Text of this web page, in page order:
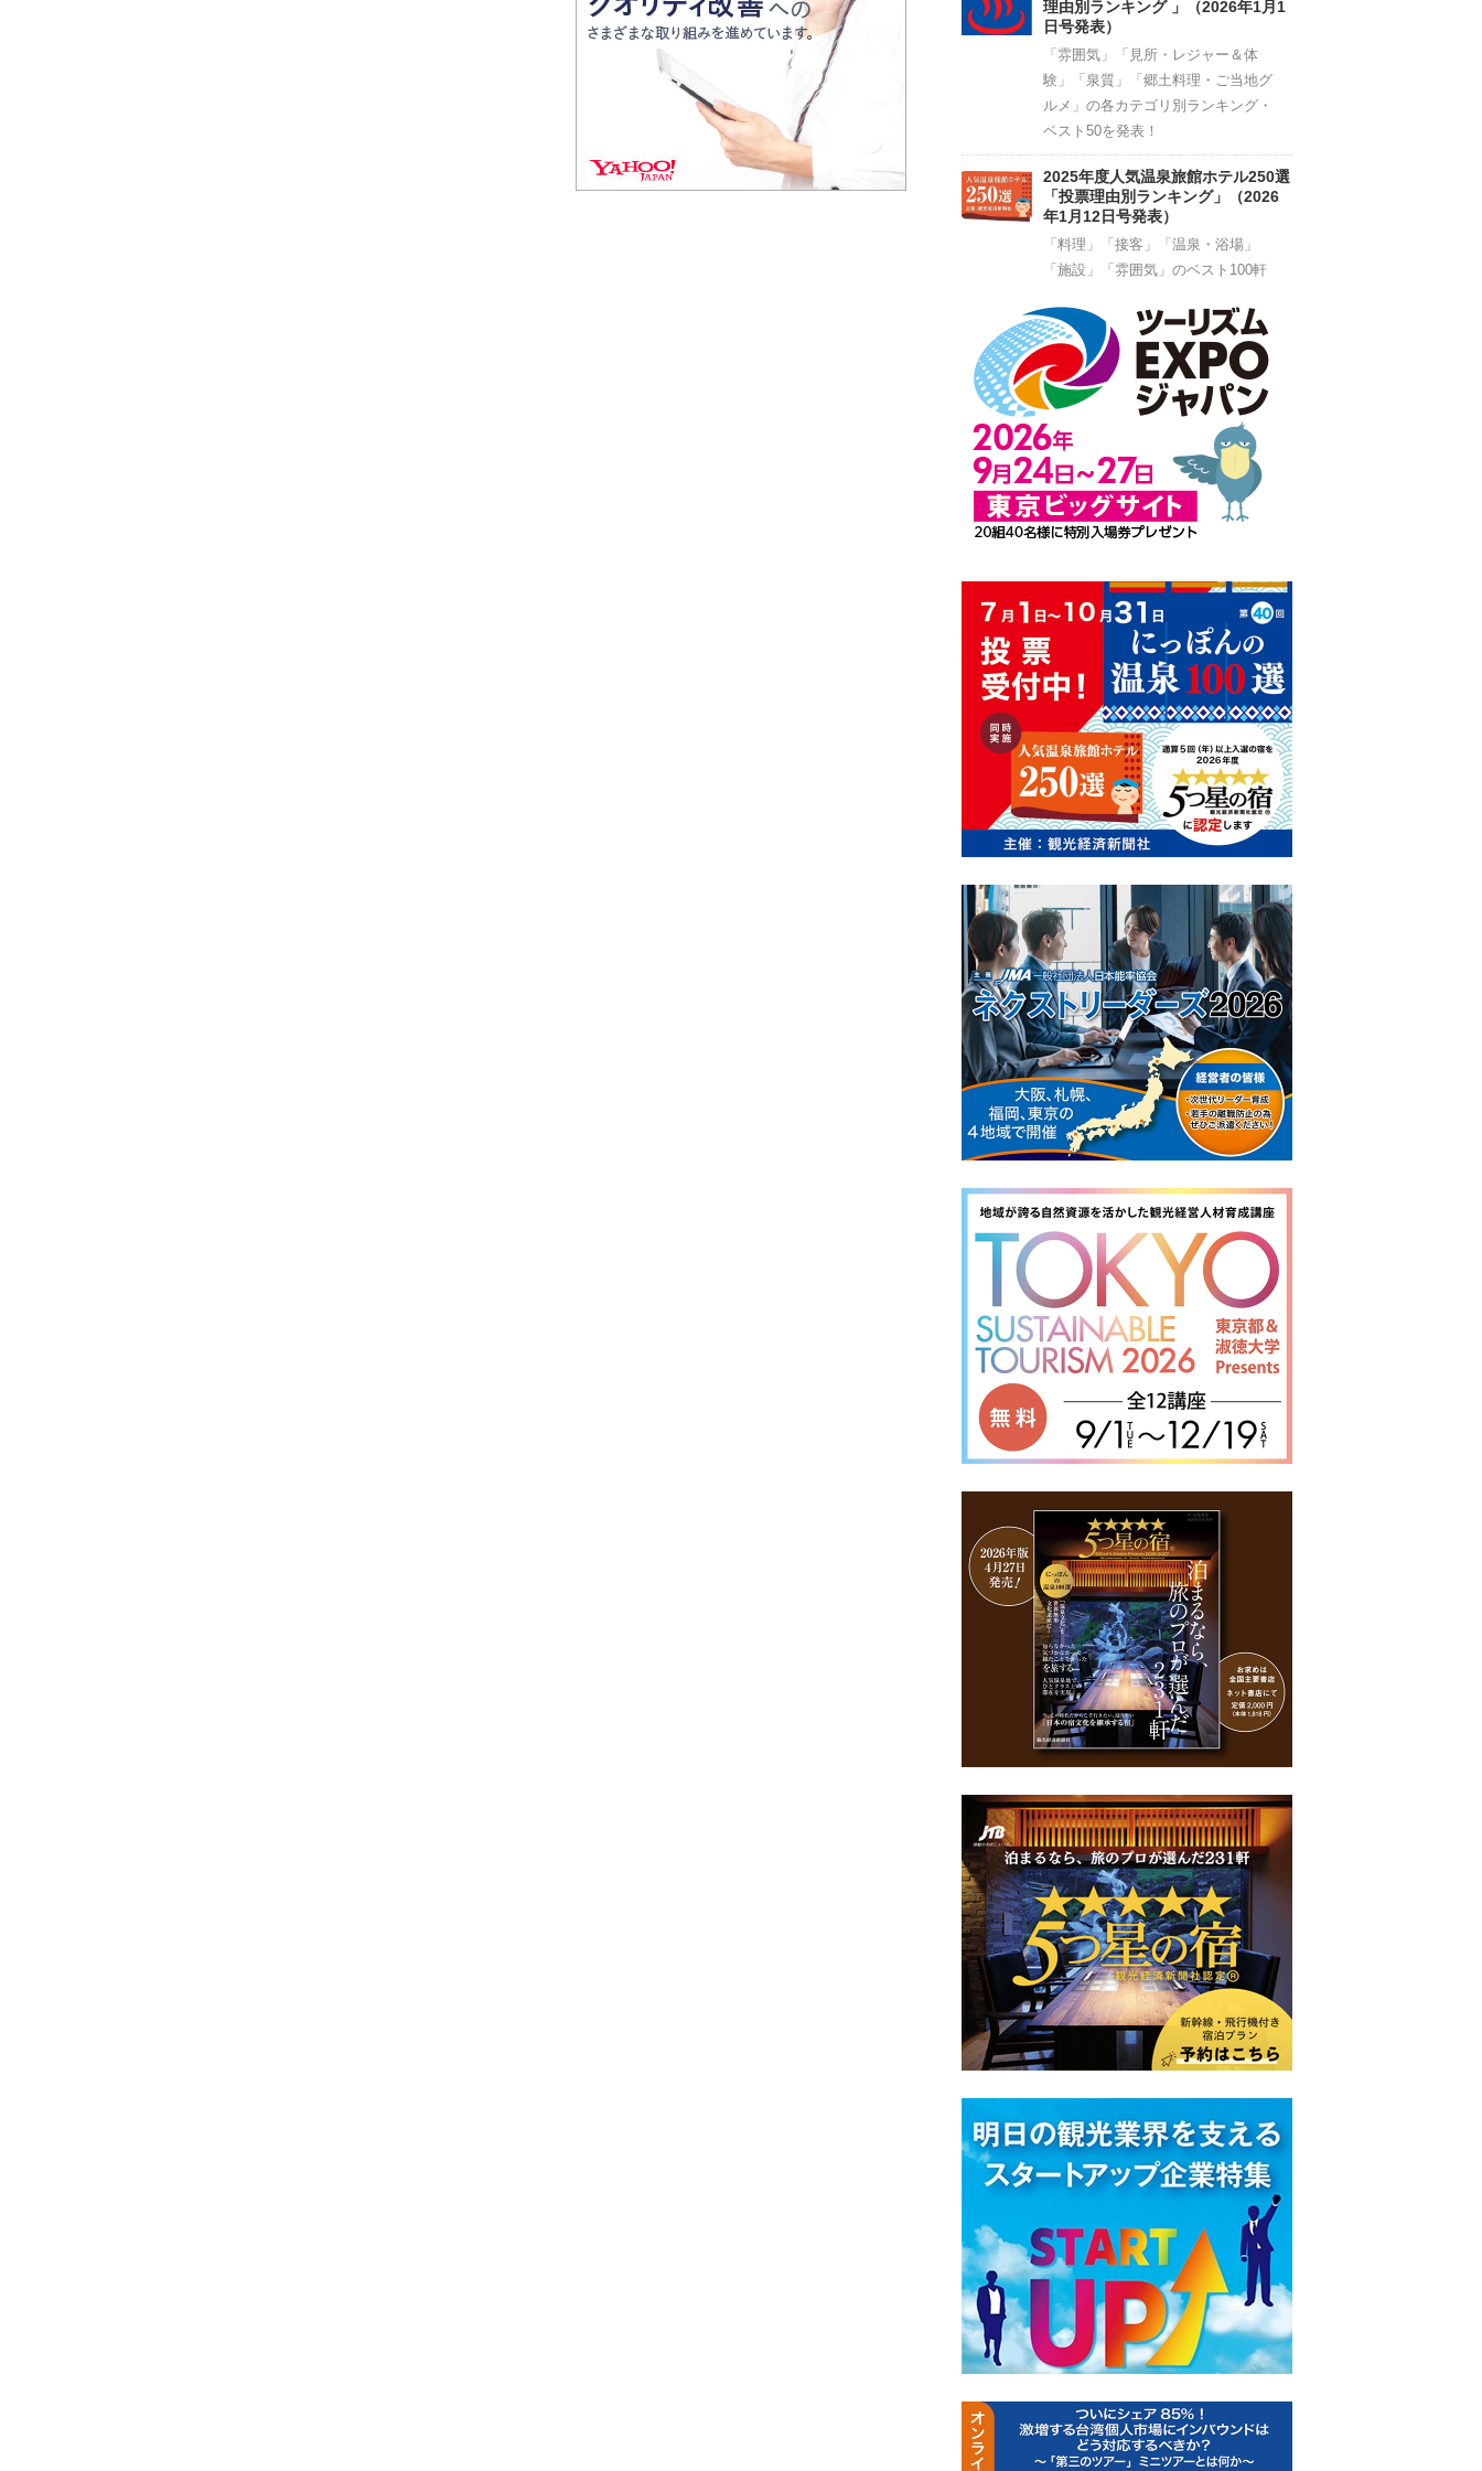
理由別ランキング 」（2026年1月1
日号発表）
「雰囲気」「見所・レジャー＆体
験」「泉質」「郷土料理・ご当地グ
ルメ」の各カテゴリ別ランキング・
ベスト50を発表！
2025年度人気温泉旅館ホテル250選
「投票理由別ランキング」（2026
年1月12日号発表）
「料理」「接客」「温泉・浴場」
「施設」「雰囲気」のベスト100軒